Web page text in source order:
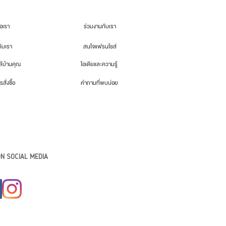
รา
เรา
บ้านคุณ
สั่งซื้อ
ร่วมงานกับเรา
สนใจแฟรนไชส์
ไอเดียและความรู้
คำถามที่พบบ่อย
SOCIAL MEDIA